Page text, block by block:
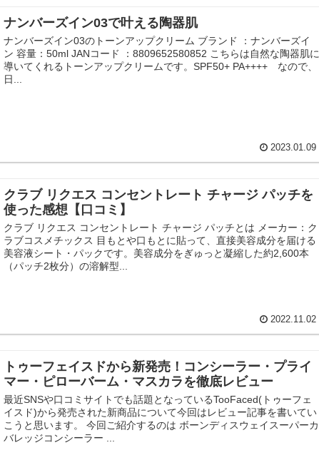
ナンバーズイン03で叶える陶器肌
ナンバーズイン03のトーンアップクリーム ブランド ：ナンバーズイ
ン 容量：50ml JANコード ：8809652580852 こちらは自然な陶器肌に
導いてくれるトーンアップクリームです。SPF50+ PA++++ なので、
日...
2023.01.09
クラブ リクエス コンセントレート チャージ パッチを
使った感想【口コミ】
クラブ リクエス コンセントレート チャージ パッチとは メーカー：ク
ラブコスメチックス 目もとや口もとに貼って、直接美容成分を届ける
美容液シート・パックです。美容成分をぎゅっと凝縮した約2,600本
（パッチ2枚分）の溶解型...
2022.11.02
トゥーフェイスドから新発売！コンシーラー・プライ
マー・ピローバーム・マスカラを徹底レビュー
最近SNSや口コミサイトでも話題となっているTooFaced(トゥーフェ
イスド)から発売された新商品について今回はレビュー記事を書いてい
こうと思います。 今回ご紹介するのは ボーンディスウェイスーパーカ
バレッジコンシーラー ...